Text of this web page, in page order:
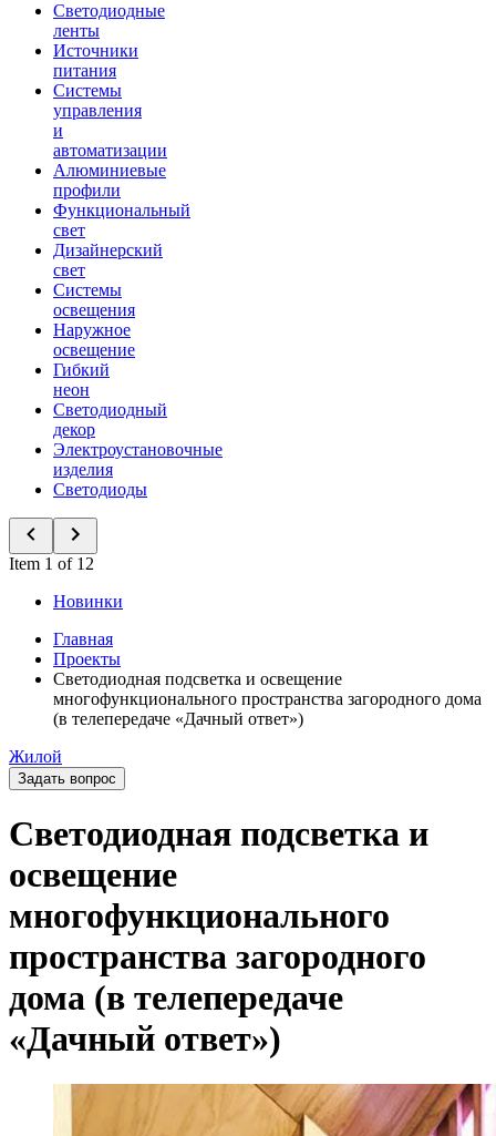
Светодиодные
ленты
Источники
питания
Системы
управления
и
автоматизации
Алюминиевые
профили
Функциональный
свет
Дизайнерский
свет
Системы
освещения
Наружное
освещение
Гибкий
неон
Светодиодный
декор
Электроустановочные
изделия
Светодиоды
Item 1 of 12
Новинки
Главная
Проекты
Светодиодная подсветка и освещение
многофункционального пространства загородного дома
(в телепередаче «Дачный ответ»)
Жилой
Задать вопрос
Светодиодная подсветка и
освещение
многофункционального
пространства загородного
дома (в телепередаче
«Дачный ответ»)